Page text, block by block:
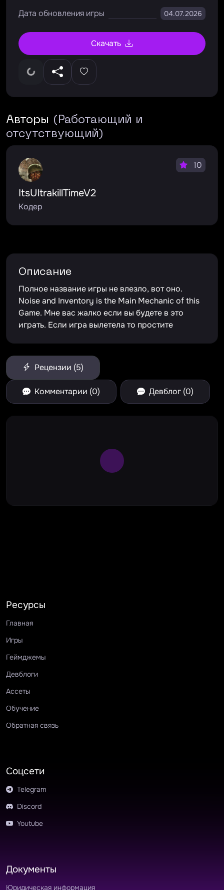
Дата обновления игры 04.07.2026
Скачать
Авторы (Работающий и
отсутствующий)
ItsUltrakillTimeV2
Кодер
10
Описание
Полное название игры не влезло, вот оно.
Noise and Inventory is the Main Mechanic of this
Game. Мне вас жалко если вы будете в это
играть. Если игра вылетела то простите
Рецензии (5)
Комментарии (0) Девблог (0)
Large Spinner
Ресурсы
Главная
Игры
Геймджемы
Девблоги
Ассеты
Обучение
Обратная связь
Соцсети
Telegram
Discord
Youtube
Документы
Юридическая информация